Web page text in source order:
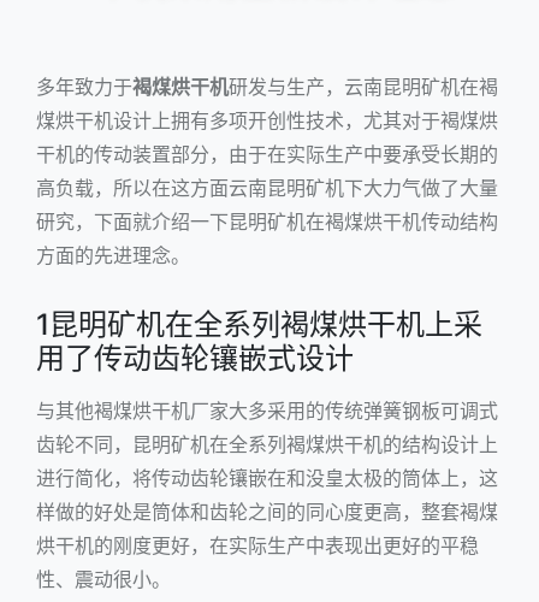
多年致力于褐煤烘干机研发与生产，云南昆明矿机在褐
煤烘干机设计上拥有多项开创性技术，尤其对于褐煤烘
干机的传动装置部分，由于在实际生产中要承受长期的
高负载，所以在这方面云南昆明矿机下大力气做了大量
研究，下面就介绍一下昆明矿机在褐煤烘干机传动结构
方面的先进理念。
1昆明矿机在全系列褐煤烘干机上采
用了传动齿轮镶嵌式设计
与其他褐煤烘干机厂家大多采用的传统弹簧钢板可调式
齿轮不同，昆明矿机在全系列褐煤烘干机的结构设计上
进行简化，将传动齿轮镶嵌在和没皇太极的筒体上，这
样做的好处是筒体和齿轮之间的同心度更高，整套褐煤
烘干机的刚度更好，在实际生产中表现出更好的平稳
性、震动很小。